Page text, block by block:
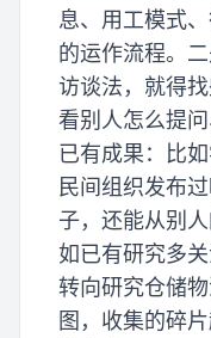
息、用工模式
的运作流程。
访谈法，就得
看别人怎么提
已有成果：比
民间组织发布
子，还能从别
如已有研究多
转向研究仓储
图，收集的碎